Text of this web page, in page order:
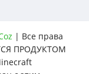
| Все права
ПРОДУКТОМ